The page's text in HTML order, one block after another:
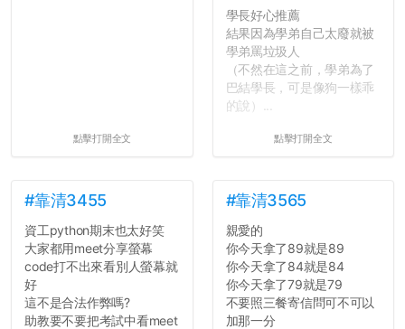
點擊打開全文
學長好心推薦
結果因為學弟自己太廢就被
學弟罵垃圾人
（不然在這之前，學弟為了
巴結學長，可是像狗一樣乖
的說）...
點擊打開全文
#靠清3455
資工python期末也太好笑
大家都用meet分享螢幕
code打不出來看別人螢幕就
好
這不是合法作弊嗎?
助教要不要把考試中看meet
#靠清3565
親愛的
你今天拿了89就是89
你今天拿了84就是84
你今天拿了79就是79
不要照三餐寄信問可不可以
加那一分